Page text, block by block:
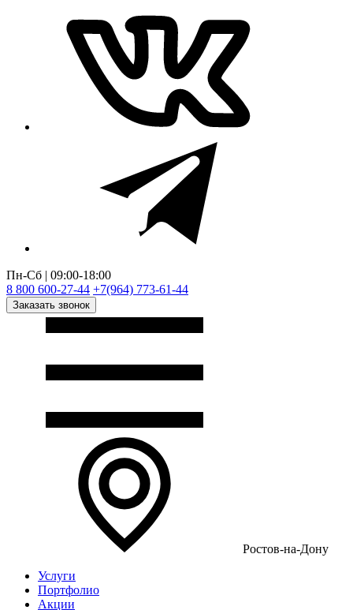
Пн-Сб | 09:00-18:00
8 800 600-27-44 +7(964) 773-61-44
Заказать звонок
Ростов-на-Дону
Услуги
Портфолио
Акции